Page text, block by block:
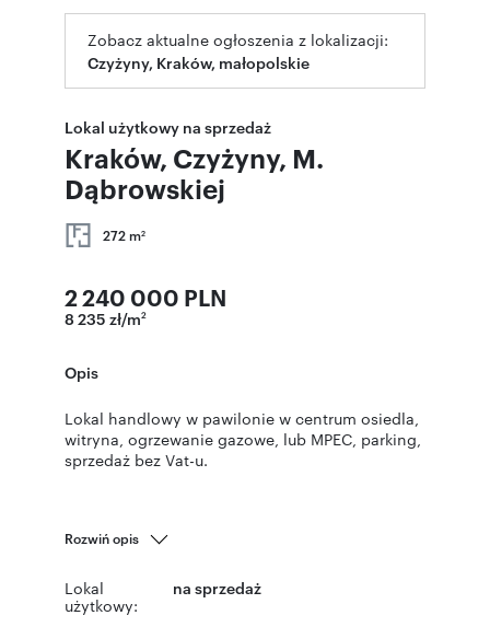
Zobacz aktualne ogłoszenia z lokalizacji:
Czyżyny, Kraków, małopolskie
Lokal użytkowy na sprzedaż
Kraków, Czyżyny, M.
Dąbrowskiej
272 m2
2 240 000 PLN
8 235 zł/m2
Opis
Lokal handlowy w pawilonie w centrum osiedla,
witryna, ogrzewanie gazowe, lub MPEC, parking,
sprzedaż bez Vat-u.
Rozwiń opis
Lokal
użytkowy:
na sprzedaż